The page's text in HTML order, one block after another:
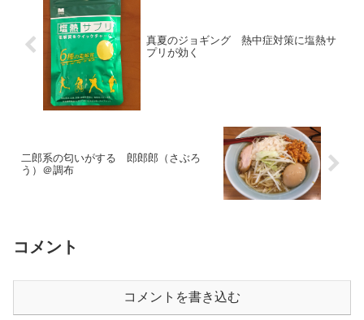
真夏のジョギング 熱中症対策に塩熱サ
プリが効く
二郎系の匂いがする 郎郎郎（さぶろ
う）＠調布
コメント
コメントを書き込む